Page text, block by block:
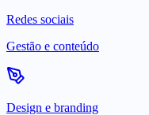
Redes sociais
Gestão e conteúdo
Design e branding